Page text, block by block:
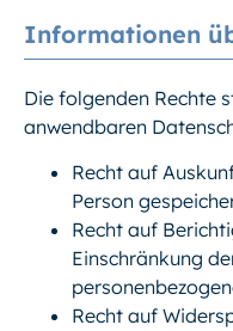
Informationen
Die folgenden Rechte
anwendbaren
Recht auf
Person
Recht auf
Einschränkung
Recht auf